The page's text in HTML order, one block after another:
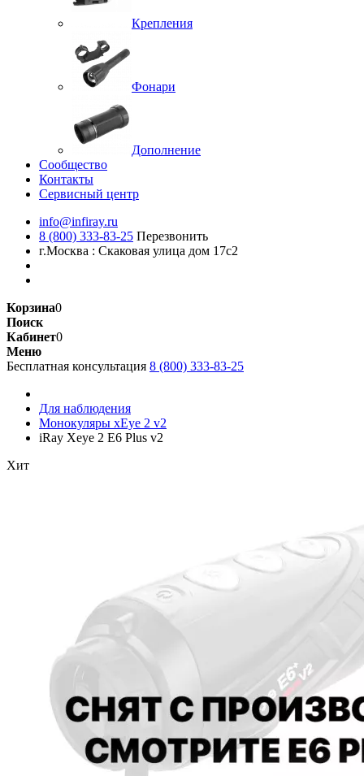
Крепления
Фонари
Дополнение
Сообщество
Контакты
Сервисный центр
info@infiray.ru
8 (800) 333-83-25 Перезвонить
г.Москва : Скаковая улица дом 17с2
Корзина0
Поиск
Кабинет0
Меню
Бесплатная консультация 8 (800) 333-83-25
Для наблюдения
Монокуляры xEye 2 v2
iRay Xeye 2 E6 Plus v2
Хит